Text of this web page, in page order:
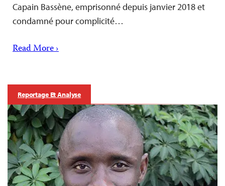
Capain Bassène, emprisonné depuis janvier 2018 et
condamné pour complicité…
Read More ›
Reportage Et Analyse